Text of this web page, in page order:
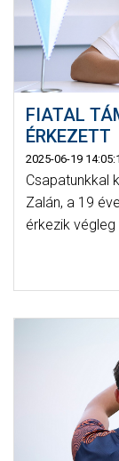
FIATAL
ÉRKEZETT
2025-06-19
Csapatunkkal
Zalán, a 19
érkezik végleg